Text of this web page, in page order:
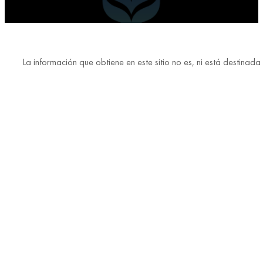
La información que obtiene en este sitio no es, ni está